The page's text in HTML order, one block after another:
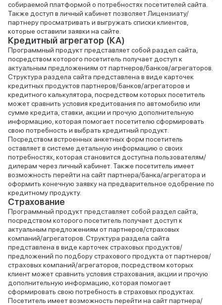
собираемой платформой о потребностях посетителей сайта.
Также доступ в личный кабинет позволяет Лицензиату/
партнеру просматривать и выгружать списки клиентов,
которые оставили заявки на сайте.
Кредитный агрегатор (КА)
Программный продукт представляет собой раздел сайта,
посредством которого посетитель получает доступ к
актуальным предложениям от партнеров/банков/агрегаторов.
Структура раздела сайта представлена в виде карточек
кредитных продуктов партнеров/банков/агрегаторов и
кредитного калькулятора, посредством которых посетитель
может сравнить условия кредитования по автомобилю или
сумме кредита, ставки, акции и прочую дополнительную
информацию, которая помогает посетителю сформировать
свою потребность и выбрать кредитный продукт.
Посредством встроенных анкетных форм посетитель
оставляет в системе детальную информацию о своих
потребностях, которая становится доступна пользователям/
дилерам через личный кабинет. Также посетитель имеет
возможность перейти на сайт партнера/банка/агрегатора и
оформить конечную заявку на предварительное одобрение по
кредитному продукту.
Страхование
Программный продукт представляет собой раздел сайта,
посредством которого посетитель получает доступ к
актуальным предложениям от партнеров/страховых
компаний/агрегаторов. Структура раздела сайта
представлена в виде карточек страховых продуктов/
предложений по подбору страхового продукта от партнеров/
страховых компаний/агрегаторов, посредством которых
клиент может сравнить условия страхования, акции и прочую
дополнительную информацию, которая помогает
сформировать свою потребность в страховых продуктах.
Посетитель имеет возможность перейти на сайт партнера/